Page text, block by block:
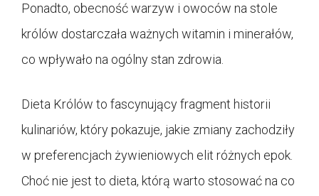
Ponadto, obecność warzyw i owoców na stole
królów dostarczała ważnych witamin i minerałów,
co wpływało na ogólny stan zdrowia.
Dieta Królów to fascynujący fragment historii
kulinariów, który pokazuje, jakie zmiany zachodziły
w preferencjach żywieniowych elit różnych epok.
Choć nie jest to dieta, którą warto stosować na co